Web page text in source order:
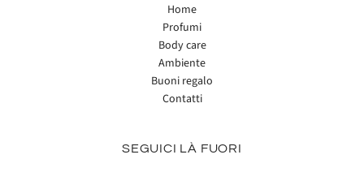
Home
Profumi
Body care
Ambiente
Buoni regalo
Contatti
SEGUICI LÀ FUORI